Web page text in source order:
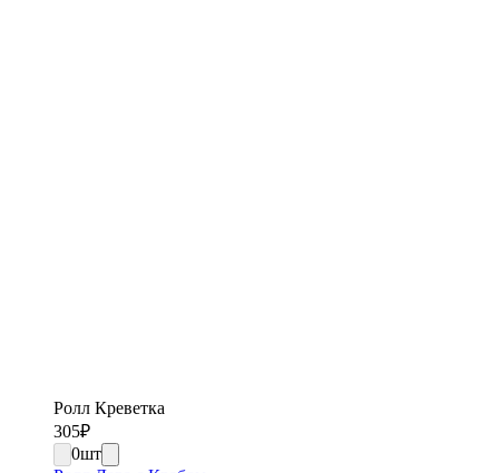
Ролл Креветка
305₽
0шт